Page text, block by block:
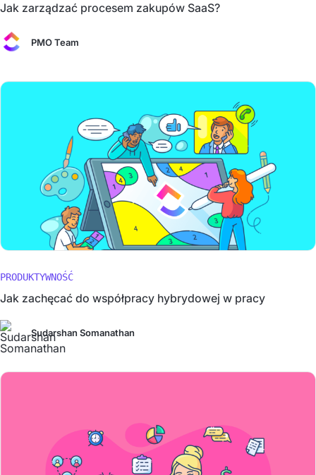
Jak zarządzać procesem zakupów SaaS?
PMO Team
PRODUKTYWNOŚĆ
Jak zachęcać do współpracy hybrydowej w pracy
Sudarshan Somanathan